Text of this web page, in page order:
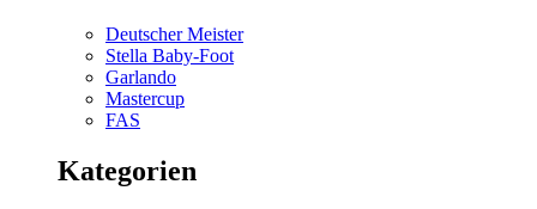
Deutscher Meister
Stella Baby-Foot
Garlando
Mastercup
FAS
Kategorien